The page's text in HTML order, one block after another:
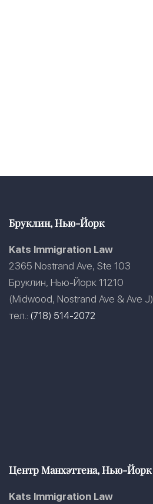
Бруклин, Нью-Йорк
Kats Immigration Law
2365 Nostrand Ave, Ste 103
Бруклин, Нью-Йорк 11210
(Midwood, Nostrand Ave & Ave J)
тел.: (718) 514-2072
Центр Манхэттена, Нью-Йорк
Kats Immigration Law